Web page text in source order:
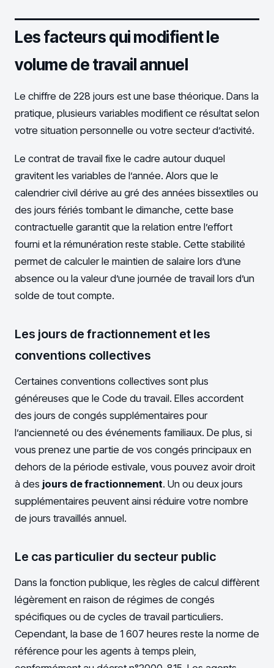
Les facteurs qui modifient le
volume de travail annuel
Le chiffre de 228 jours est une base théorique. Dans la
pratique, plusieurs variables modifient ce résultat selon
votre situation personnelle ou votre secteur d’activité.
Le contrat de travail fixe le cadre autour duquel
gravitent les variables de l’année. Alors que le
calendrier civil dérive au gré des années bissextiles ou
des jours fériés tombant le dimanche, cette base
contractuelle garantit que la relation entre l’effort
fourni et la rémunération reste stable. Cette stabilité
permet de calculer le maintien de salaire lors d’une
absence ou la valeur d’une journée de travail lors d’un
solde de tout compte.
Les jours de fractionnement et les
conventions collectives
Certaines conventions collectives sont plus
généreuses que le Code du travail. Elles accordent
des jours de congés supplémentaires pour
l’ancienneté ou des événements familiaux. De plus, si
vous prenez une partie de vos congés principaux en
dehors de la période estivale, vous pouvez avoir droit
à des jours de fractionnement. Un ou deux jours
supplémentaires peuvent ainsi réduire votre nombre
de jours travaillés annuel.
Le cas particulier du secteur public
Dans la fonction publique, les règles de calcul diffèrent
légèrement en raison de régimes de congés
spécifiques ou de cycles de travail particuliers.
Cependant, la base de 1 607 heures reste la norme de
référence pour les agents à temps plein,